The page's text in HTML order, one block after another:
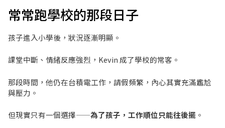
常常跑學校的那段日子
孩子進入小學後，狀況逐漸明顯。
課堂中斷、情緒反應強烈，Kevin 成了學校的常客。
那段時間，他仍在台積電工作，請假頻繁，內心其實充滿尷尬
與壓力。
但現實只有一個選擇——為了孩子，工作順位只能往後擺 。